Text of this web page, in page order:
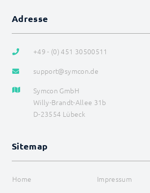
LCN_LoadScene
LCN_LockTargetValue
LCN_ReleaseTargetValue
LCN_RequestLights
LCN_RequestStatus
LCN_RequestThresholds
LCN_SaveScene
LCN_SetDisplayTime
LCN_SetIntensity
LCN_SetRelay
Adresse
+49 - (0) 451 30500511
support@symcon.de
Symcon GmbH
Willy-Brandt-Allee 31b
D-23554 Lübeck
Sitemap
Home
Impressum